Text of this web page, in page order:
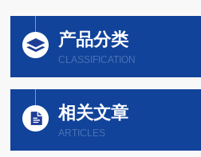
产品分类
CLASSIFICATION
相关文章
ARTICLES